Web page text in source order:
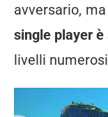
avversario,
single player
livelli